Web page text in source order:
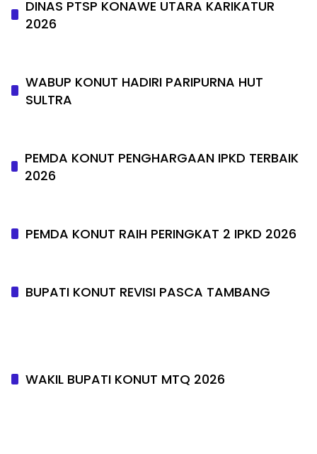
DINAS PTSP KONAWE UTARA KARIKATUR
2026
WABUP KONUT HADIRI PARIPURNA HUT
SULTRA
PEMDA KONUT PENGHARGAAN IPKD TERBAIK
2026
PEMDA KONUT RAIH PERINGKAT 2 IPKD 2026
BUPATI KONUT REVISI PASCA TAMBANG
WAKIL BUPATI KONUT MTQ 2026